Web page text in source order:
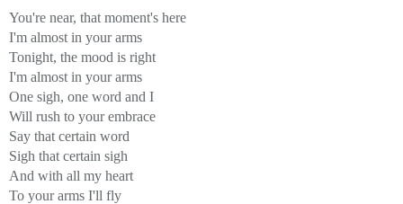
You're near, that moment's here
I'm almost in your arms
Tonight, the mood is right
I'm almost in your arms
One sigh, one word and I
Will rush to your embrace
Say that certain word
Sigh that certain sigh
And with all my heart
To your arms I'll fly